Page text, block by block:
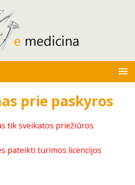
prie paskyros
tik sveikatos priežiūros
pateikti turimos licencijos